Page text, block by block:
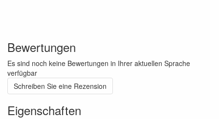
Bewertungen
Es sind noch keine Bewertungen in Ihrer aktuellen Sprache
verfügbar
Schreiben Sie eine Rezension
Eigenschaften